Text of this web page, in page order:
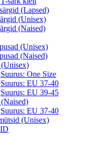
(Lapsed)
(Unisex)
(Naised)
(Unisex)
(Naised)
Suurus: One Size
Suurus: EU 37-40
Suurus: EU 39-45
Suurus: EU 37-40
(Unisex)